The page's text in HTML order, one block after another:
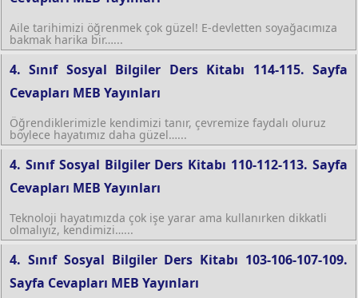
Aile tarihimizi öğrenmek çok güzel! E-devletten soyağacımıza
bakmak harika bir…...
4. Sınıf Sosyal Bilgiler Ders Kitabı 114-115. Sayfa
Cevapları MEB Yayınları
Öğrendiklerimizle kendimizi tanır, çevremize faydalı oluruz
böylece hayatımız daha güzel…...
4. Sınıf Sosyal Bilgiler Ders Kitabı 110-112-113. Sayfa
Cevapları MEB Yayınları
Teknoloji hayatımızda çok işe yarar ama kullanırken dikkatli
olmalıyız, kendimizi…...
4. Sınıf Sosyal Bilgiler Ders Kitabı 103-106-107-109.
Sayfa Cevapları MEB Yayınları